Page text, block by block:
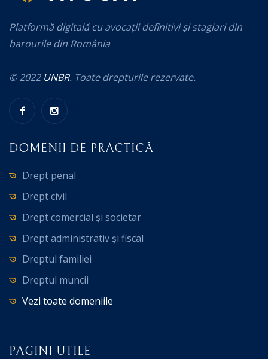
Platformă digitală cu avocații definitivi și stagiari din
barourile din România
© 2022 UNBR. Toate drepturile rezervate.
DOMENII DE PRACTICĂ
Drept penal
Drept civil
Drept comercial și societar
Drept administrativ și fiscal
Dreptul familiei
Dreptul muncii
Vezi toate domeniile
PAGINI UTILE